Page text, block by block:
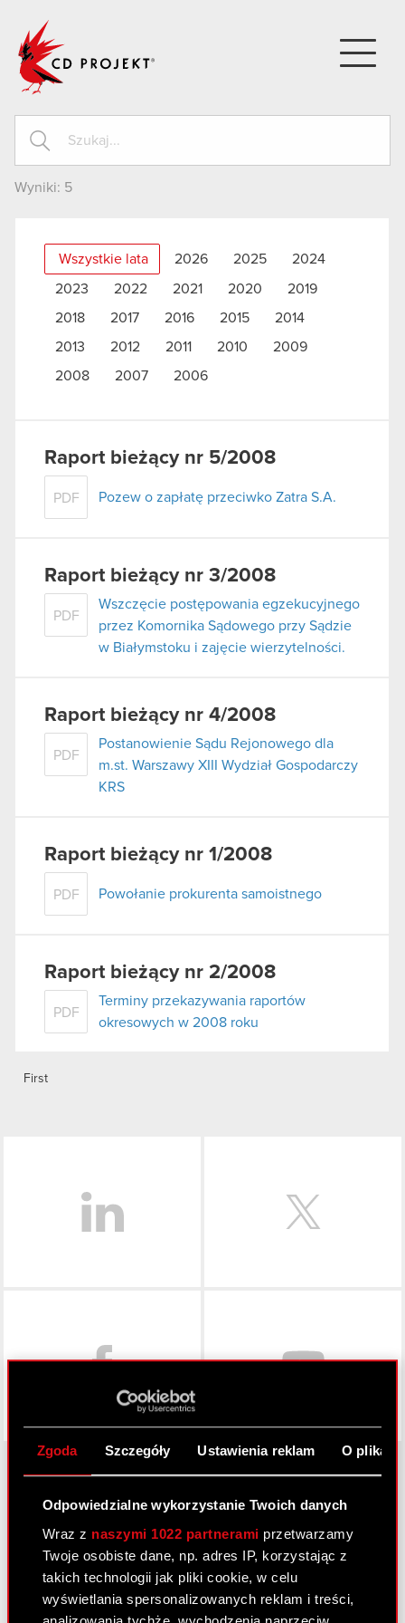
Zgoda Szczegóły Ustawienia reklam O
Odpowiedzialne wykorzystanie Twoich danych
Wraz z naszymi 1022 partnerami przetwarzamy
Twoje osobiste dane, np. adres IP, korzystając z
takich technologii jak pliki cookie, w celu
wyświetlania spersonalizowanych reklam i treści,
Wyniki: 5
Wszystkie lata 2026 2025 2024
2023 2022 2021 2020
2019
2018
2017 2016 2015
2014
2013
2012 2011 2010
2009
2008
2007 2006
Raport bieżący nr 5/2008
PDF Pozew o zapłatę przeciwko Zatra S.A.
Raport bieżący nr 3/2008
PDF
Wszczęcie postępowania egzekucyjnego
przez Komornika Sądowego przy Sądzie
w Białymstoku i zajęcie wierzytelności.
Raport bieżący nr 4/2008
PDF
Postanowienie Sądu Rejonowego dla
m.st. Warszawy XIII Wydział Gospodarczy
KRS
Raport bieżący nr 1/2008
PDF Powołanie prokurenta samoistnego
Raport bieżący nr 2/2008
PDF
Terminy przekazywania raportów
okresowych w 2008 roku
First
O CD PROJEKT
Grupa Kapitałowa
Nasz biznes